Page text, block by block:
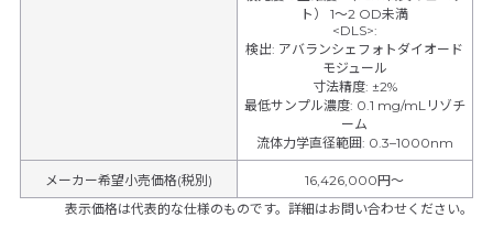
ト） 1～2 OD未満
<DLS>:
検出: アバランシェフォトダイオード
モジュール
寸法精度: ±2%
最低サンプル濃度: 0.1 mg/mLリゾチ
ーム
流体力学直径範囲: 0.3–1000nm
メーカー希望小売価格(税別)
16,426,000円〜
表示価格は代表的な仕様のものです。詳細はお問い合わせください。